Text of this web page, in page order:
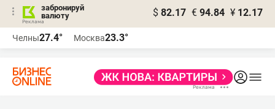
забронируй
валюту
$ 82.17 € 94.84 ¥ 12.17
Челны27.4° Москва23.3°